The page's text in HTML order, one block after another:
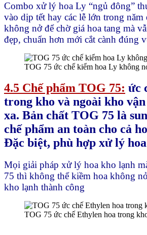
Combo xử lý hoa Ly “ngủ đông”
vào dịp tết hay các lễ lớn trong
không nở để chờ giá hoa tang mà
đẹp, chuẩn hơn mới cắt cành đúng
TOG 75 ức chế kiểm hoa Ly không
4.5 Chế phẩm TOG 75: ức
trong kho và ngoài kho
xa. Bản chất TOG 75 là
chế phẩm an toàn cho cả
Đặc biệt, phù hợp xử lý
Mọi giải pháp xử lý hoa kho lạnh
75 thì không thể kiềm hoa không
kho lạnh thành công
TOG 75 ức chế Ethylen hoa trong